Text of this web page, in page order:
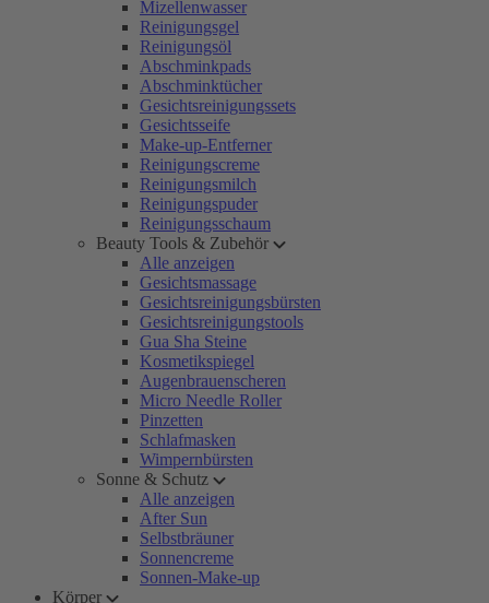
Mizellenwasser
Reinigungsgel
Reinigungsöl
Abschminkpads
Abschminktücher
Gesichtsreinigungssets
Gesichtsseife
Make-up-Entferner
Reinigungscreme
Reinigungsmilch
Reinigungspuder
Reinigungsschaum
Beauty Tools & Zubehör
Alle anzeigen
Gesichtsmassage
Gesichtsreinigungsbürsten
Gesichtsreinigungstools
Gua Sha Steine
Kosmetikspiegel
Augenbrauenscheren
Micro Needle Roller
Pinzetten
Schlafmasken
Wimpernbürsten
Sonne & Schutz
Alle anzeigen
After Sun
Selbstbräuner
Sonnencreme
Sonnen-Make-up
Körper